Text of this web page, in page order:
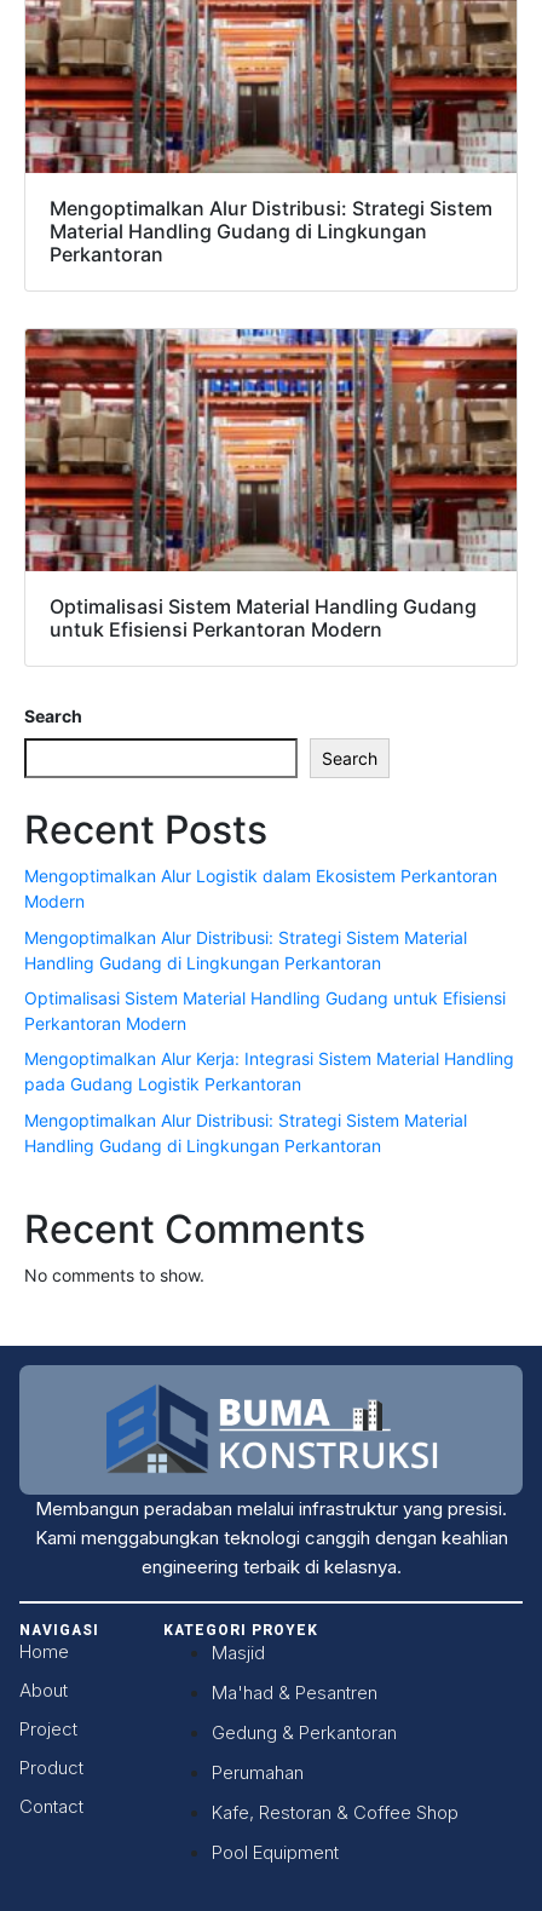
Mengoptimalkan Alur Distribusi: Strategi Sistem
Material Handling Gudang di Lingkungan
Perkantoran
Optimalisasi Sistem Material Handling Gudang
untuk Efisiensi Perkantoran Modern
Search
Search
Recent Posts
Mengoptimalkan Alur Logistik dalam Ekosistem Perkantoran
Modern
Mengoptimalkan Alur Distribusi: Strategi Sistem Material
Handling Gudang di Lingkungan Perkantoran
Optimalisasi Sistem Material Handling Gudang untuk Efisiensi
Perkantoran Modern
Mengoptimalkan Alur Kerja: Integrasi Sistem Material Handling
pada Gudang Logistik Perkantoran
Mengoptimalkan Alur Distribusi: Strategi Sistem Material
Handling Gudang di Lingkungan Perkantoran
Recent Comments
No comments to show.
Membangun peradaban melalui infrastruktur yang presisi.
Kami menggabungkan teknologi canggih dengan keahlian
engineering terbaik di kelasnya.
NAVIGASI
Home
About
Project
Product
Contact
KATEGORI PROYEK
Masjid
Ma'had & Pesantren
Gedung & Perkantoran
Perumahan
Kafe, Restoran & Coffee Shop
Pool Equipment